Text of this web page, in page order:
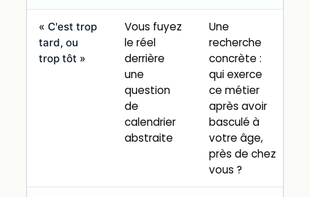
« C'est trop
tard, ou
trop tôt »
Vous fuyez
le réel
derrière
une
question
de
calendrier
abstraite
Une
recherche
concrète :
qui exerce
ce métier
après avoir
basculé à
votre âge,
près de chez
vous ?